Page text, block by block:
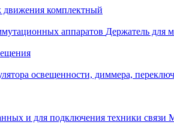
движения комплектный
Держатель для